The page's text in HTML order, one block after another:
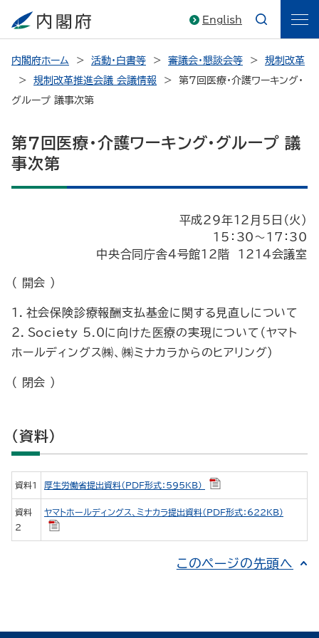
English
内閣府ホーム 活動・白書等 審議会・懇談会等
規制改革
規制改革推進会議 会議情報
第7回医療・介護ワーキング・
グループ 議事次第
第7回医療・介護ワーキング・グループ 議
事次第
平成29年12月5日（火）
15：30～17：30
中央合同庁舎4号館12階 1214会議室
（ 開会 ）
１．社会保険診療報酬支払基金に関する見直しについて
２．Society 5.0に向けた医療の実現について（ヤマト
ホールディングス㈱、㈱ミナカラからのヒアリング）
（ 閉会 ）
（資料）
資料1 厚生労働省提出資料（PDF形式：595KB）
資料
2
ヤマトホールディングス、ミナカラ提出資料（PDF形式：622KB）
このページの先頭へ